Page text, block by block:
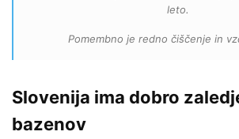
leto.
Pomembno je redno čiščenje in
Slovenija ima dobro
bazenov